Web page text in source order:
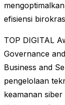
efisiensi
TOP DIGITAL
Governance
Business and
pengelolaan
keamanan